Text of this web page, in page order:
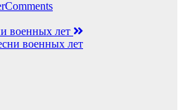
военных лет
военных лет